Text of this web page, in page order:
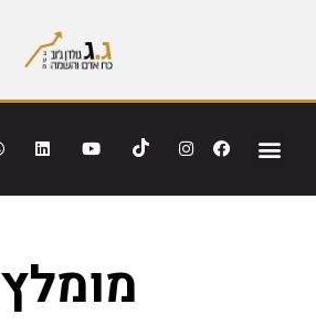
מומלץ